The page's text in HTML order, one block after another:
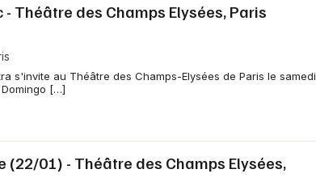
Théâtre des Champs Elysées, Paris
s'invite au Théâtre des Champs-Elysées de Paris le samedi
[…]
(22/01) - Théâtre des Champs Elysées,